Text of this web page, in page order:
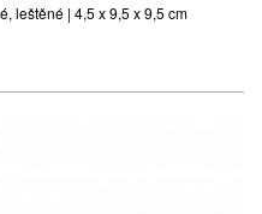
leštěné | 4,5 x 9,5 x 9,5 cm